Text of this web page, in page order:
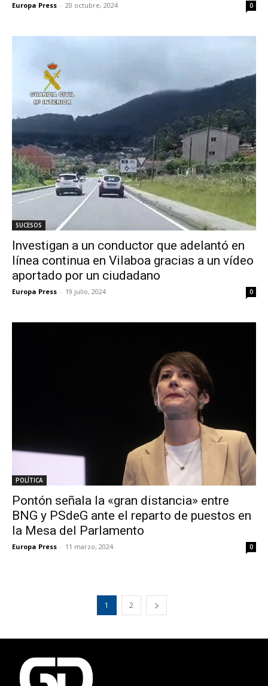
Europa Press - 20 octubre, 2024 0
SUCESOS
Investigan a un conductor que adelantó en
línea continua en Vilaboa gracias a un vídeo
aportado por un ciudadano
Europa Press - 19 julio, 2024 0
POLÍTICA
Pontón señala la «gran distancia» entre
BNG y PSdeG ante el reparto de puestos en
la Mesa del Parlamento
Europa Press - 11 marzo, 2024 0
1 2